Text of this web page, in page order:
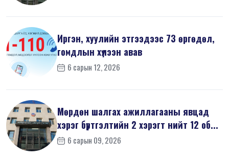
Иргэн, хуулийн этгээдээс 73 өргөдөл,
гомдлын хүлээн авав
6 сарын 12, 2026
Мөрдөн шалгах ажиллагааны явцад
хэрэг бүртгэлтийн 2 хэрэгт нийт 12 об...
6 сарын 09, 2026